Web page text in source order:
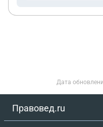
Дата
Правовед.ru